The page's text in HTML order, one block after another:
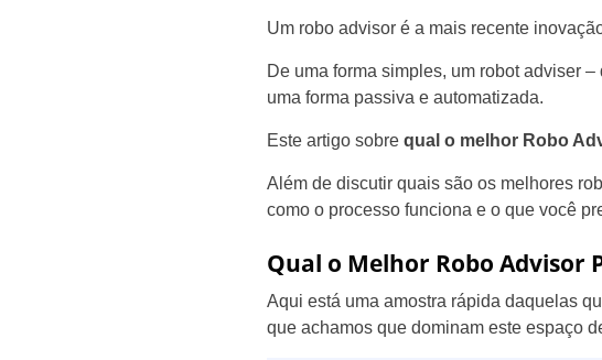
Um robo advisor é a mais recente
De uma forma simples, um robot adviser
uma forma passiva e automatizada.
Este artigo sobre qual o melhor Robo
Além de discutir quais são os melhores
como o processo funciona e o que você
Qual o Melhor Robo Advisor
Aqui está uma amostra rápida daquelas
que achamos que dominam este espaço